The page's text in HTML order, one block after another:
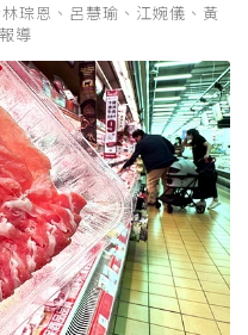
琮恩、呂慧瑜、江婉儀、黃
導